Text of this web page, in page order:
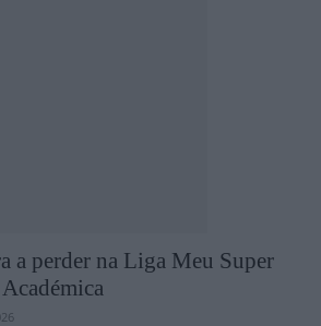
a perder na Liga Meu Super